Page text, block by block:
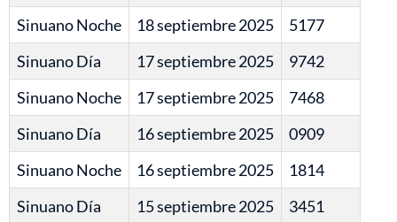
Sinuano Noche
18 septiembre 2025
5177
Sinuano Día
17 septiembre 2025
9742
Sinuano Noche
17 septiembre 2025
7468
Sinuano Día
16 septiembre 2025
0909
Sinuano Noche
16 septiembre 2025
1814
Sinuano Día
15 septiembre 2025
3451